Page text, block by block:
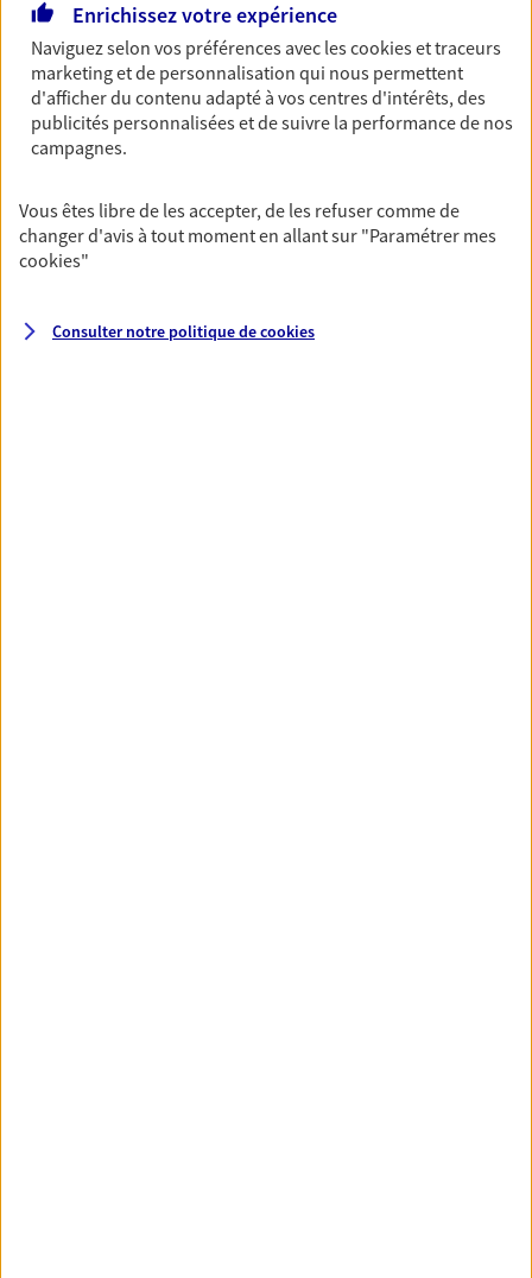
Achat immobilier, installation, départ à la retraite…
Autant de moments de vie qui nécessitent des solutions
d'assurance et d'épargne. Recevez un conseil d'expert
cohérent avec vos besoins
épargne
De nombreuses solutions s'offrent à vous pour faire
Assurance vie, PER, Livret… Faisons le point ensemble !
Enrichissez votre expérience
Naviguez selon vos préférences avec lescookies et traceurs
marketing et de personnalisation qui nous permettent
d'afficher du contenu adapté à vos centres d'intérêts, des
publicités personnalisées et de suivre la performance de nos
campagnes.
Vous êtes libre de les accepter, de les refuser comme de
changer d'avis à tout moment en allant sur "Paramétrer mes
cookies"
Consulter notre politique decookies